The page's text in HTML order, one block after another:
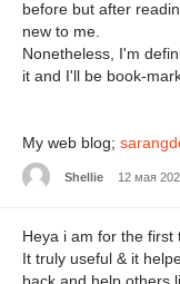
before but after
new to me.
Nonetheless, I'm
it and I'll be book-
My web blog;
Shellie 12 мая
Heya i am for the
It truly useful & it